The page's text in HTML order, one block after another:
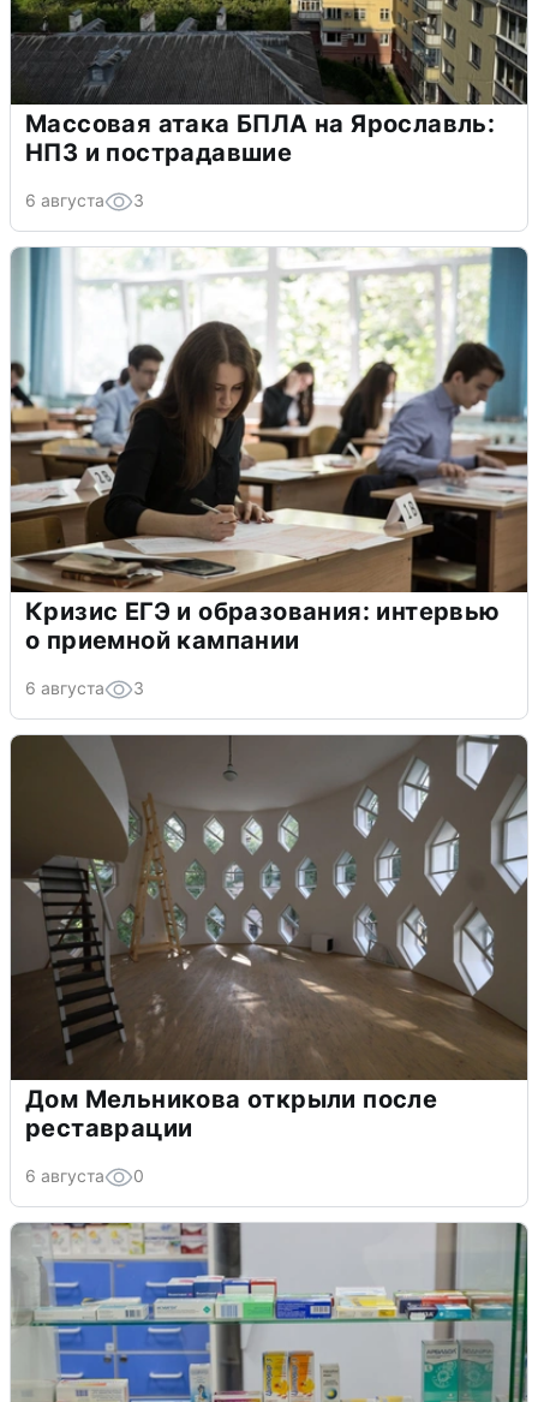
Массовая атака БПЛА на Ярославль:
НПЗ и пострадавшие
6 августа 3
Кризис ЕГЭ и образования: интервью
о приемной кампании
6 августа 3
Дом Мельникова открыли после
реставрации
6 августа 0